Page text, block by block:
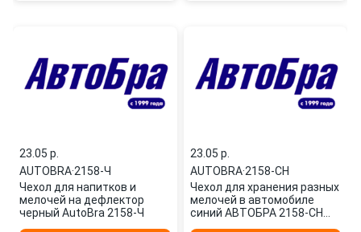
23.05 p.
AUTOBRA·2158-Ч
Чехол для напитков и
мелочей на дефлектор
черный AutoBra 2158-Ч
23.05 p.
AUTOBRA·2158-СН
Чехол для хранения разных
мелочей в автомобиле
синий АВТОБРА 2158-СН